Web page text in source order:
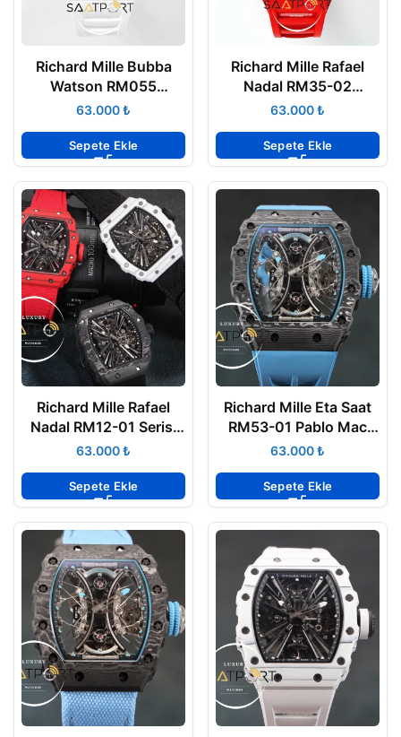
Richard Mille Bubba
Watson RM055
Tourbillon Beyaz
₺
Sepete Ekle
Richard Mille Rafael
Nadal RM35-02
Tourbillon Kırmızı
₺
Sepete Ekle
Richard Mille Rafael
Nadal RM12-01 Serisi
Eta Saat Tourbillon
₺
Sepete Ekle
Richard Mille Eta Saat
RM53-01 Pablo Mac
Donough Tourbillon
₺
Sepete Ekle